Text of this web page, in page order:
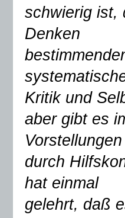
schwierig ist,
Denken
Kritik und
aber gibt es
Vorstellungen
durch
hat einmal
gelehrt, daß